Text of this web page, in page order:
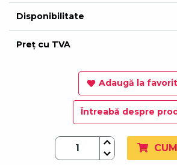
Disponibilitate
Preț cu TVA
Adaugă la
Întreabă despre